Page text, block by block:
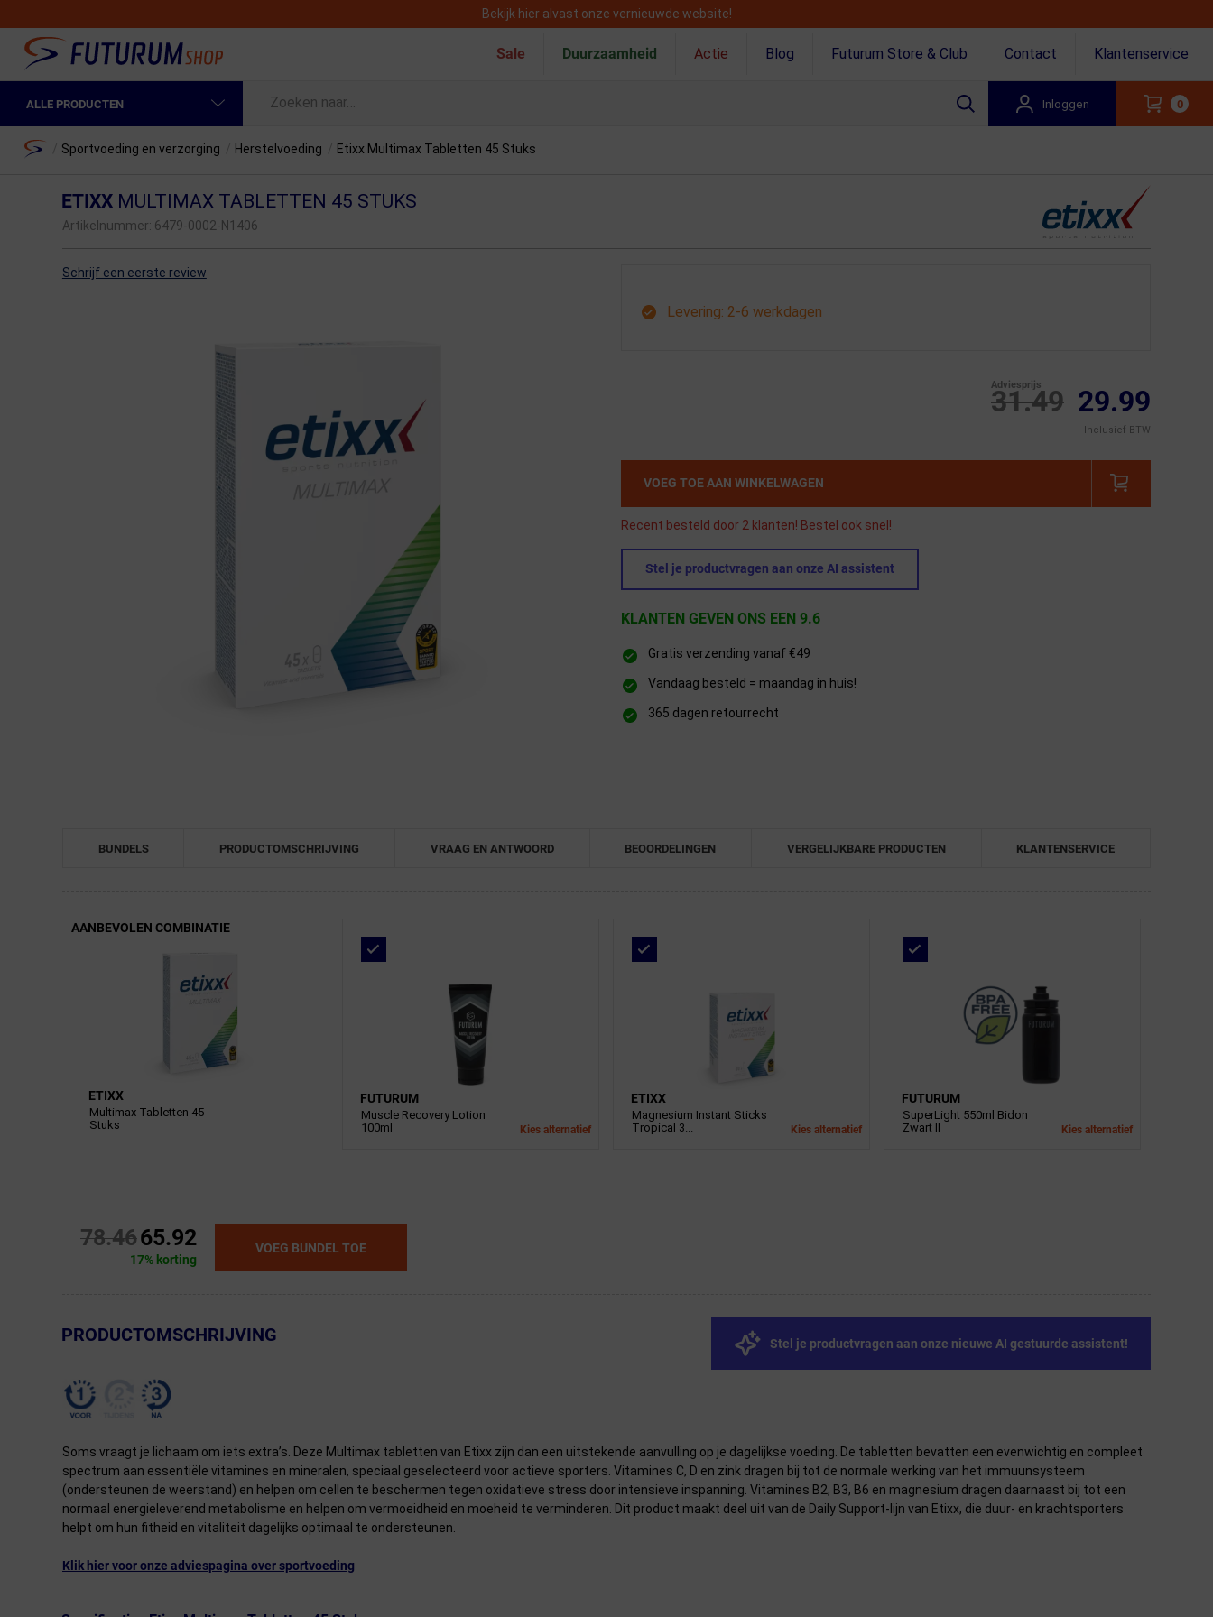
Bekijk hier alvast onze vernieuwde website!
Sale Duurzaamheid Actie Blog Futurum Store & Club Contact Klantenservice
ALLE PRODUCTEN
Fietskleding Heren
Fietsonderdelen
Inloggen 0
Home Sportvoeding en verzorging Herstelvoeding Etixx Multimax Tabletten 45 Stuks
ETIXXMULTIMAX TABLETTEN 45 STUKS
Artikelnummer: 6479-0002-N1406
Schrijf een eerste review
Levering: 2-6 werkdagen
31.49
Adviesprijs 29.99
Inclusief BTW
VOEG TOE AAN WINKELWAGEN
Recent besteld door 2 klanten! Bestel ook snel!
Stel je productvragen aan onze AI assistent
KLANTEN GEVEN ONS EEN 9.6
Gratis verzending vanaf €49
Vandaag besteld = maandag in huis!
365 dagen retourrecht
BUNDELS PRODUCTOMSCHRIJVING VRAAG EN ANTWOORD BEOORDELINGEN VERGELIJKBARE PRODUCTEN KLANTENSERVICE
AANBEVOLEN COMBINATIE
ETIXX
Multimax Tabletten 45
Stuks
FUTURUM
Muscle Recovery Lotion
100ml
Kies alternatief
ETIXX
Magnesium Instant Sticks
Tropical 3...
Kies alternatief
FUTURUM
SuperLight 550ml Bidon
Zwart II
Kies alternatief
78.4665.92
17% korting
VOEG BUNDEL TOE
← Terug naar productnavigatie
PRODUCTOMSCHRIJVING Stel je productvragen aan onze nieuwe AI gestuurde assistent!
Soms vraagt je lichaam om iets extra’s. Deze Multimax tabletten van Etixx zijn dan een uitstekende aanvulling op je dagelijkse voeding. De tabletten bevatten een evenwichtig en compleet
spectrum aan essentiële vitamines en mineralen, speciaal geselecteerd voor actieve sporters. Vitamines C, D en zink dragen bij tot de normale werking van het immuunsysteem
(ondersteunen de weerstand) en helpen om cellen te beschermen tegen oxidatieve stress door intensieve inspanning. Vitamines B2, B3, B6 en magnesium dragen daarnaast bij tot een
normaal energieleverend metabolisme en helpen om vermoeidheid en moeheid te verminderen. Dit product maakt deel uit van de Daily Support-lijn van Etixx, die duur- en krachtsporters
helpt om hun fitheid en vitaliteit dagelijks optimaal te ondersteunen.
Klik hier voor onze adviespagina over sportvoeding